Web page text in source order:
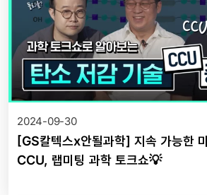
2024-09-30
[GS칼텍스x안될과학] 지속 가능한
CCU, 랩미팅 과학 토크쇼💡